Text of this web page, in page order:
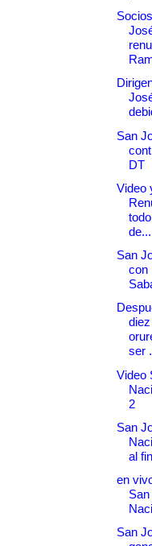
San
DT
Video
de...
San
con
ser
Video
2
San
al
en
San